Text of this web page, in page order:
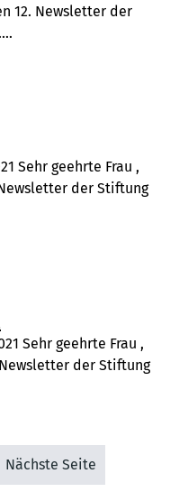
12. Newsletter der
Sehr geehrte Frau ,
der Stiftung
Sehr geehrte Frau ,
der Stiftung
Nächste Seite